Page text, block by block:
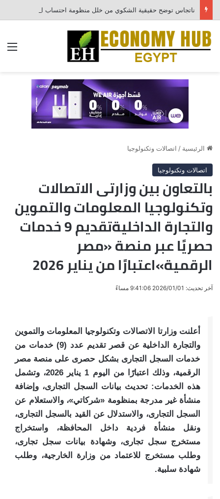
ناتجاس توضح حقيقية الشكوي من خلل منظومة احتساب الفواتير
الرئيسية / اتصالات وتكنولوجيا
اتصالات وتكنولوجيا
بالتعاون بين وزارتى الاتصالات
وتكنولوجيا المعلومات والتموين
والتجارة الداخليةتقديم 9 خدمات
حصريًا عبر منصة «مصر
الرقمية»اعتبارًا من يناير 2026
آخر تحديث: 2026/01/01 9:41:06 مساءً
أعلنت وزارتا الاتصالات وتكنولوجيا المعلومات والتموين
والتجارة الداخلية عن قصر تقديم عدد (9) خدمات من
خدمات السجل التجارى بشكل حصرى على منصة مصر
الرقمية، وذلك اعتبارًا من اليوم 1 يناير 2026، وتشمل
هذه الخدمات: تحديث بيانات السجل التجارى، وإضافة
منشأة غير مدرجة بمنظومة «شركاتي»، والاستعلام عن
السجل التجارى، والاستدلال عن القيد بالسجل التجارى،
ونقل منشأة فردية داخل المحافظة، واستخراج
مستخرج سجل تجارى، وشهادة بيانات سجل تجارى،
وطلب مستخرج للاعتماد من وزارة الخارجية، وطلب
شهادة سلبية.